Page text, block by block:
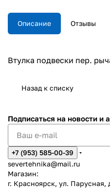
Описание Отзывы
Втулка подвески пер.
Назад к списку
Подписаться на новости и
+7 (953) 585-00-39
severtehnika@mail.ru
Магазин:
г. Красноярск, ул. Парусная,